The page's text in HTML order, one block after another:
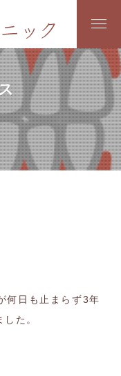
何日も止まらず3年
た。